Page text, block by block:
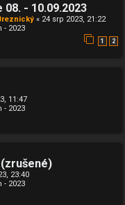
- 10.09.2023
« 24 srp 2023, 21:22
- 2023
1 2
11:47
- 2023
(zrušené)
23:40
- 2023